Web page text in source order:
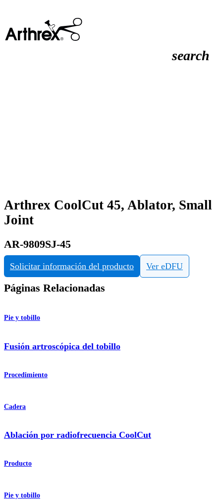
search
Arthrex CoolCut 45, Ablator, Small
Joint
AR-9809SJ-45
Solicitar información del producto Ver eDFU
Páginas Relacionadas
Pie y tobillo
Fusión artroscópica del tobillo
Procedimiento
Cadera
Ablación por radiofrecuencia CoolCut
Producto
Pie y tobillo